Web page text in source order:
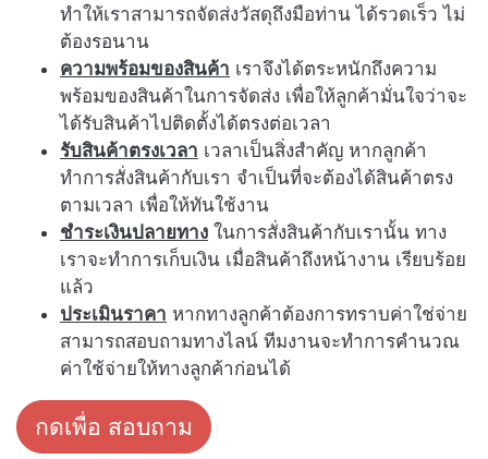
ทำให้เราสามารถจัดส่งวัสดุถึงมือท่าน ได้รวดเร็ว ไม่
ต้องรอนาน
ความพร้อมของสินค้า เราจึงได้ตระหนักถึงความ
พร้อมของสินค้าในการจัดส่ง เพื่อให้ลูกค้ามั่นใจว่าจะ
ได้รับสินค้าไปติดตั้งได้ตรงต่อเวลา
รับสินค้าตรงเวลา เวลาเป็นสิ่งสำคัญ หากลูกค้า
ทำการสั่งสินค้ากับเรา จำเป็นที่จะต้องได้สินค้าตรง
ตามเวลา เพื่อให้ทันใช้งาน
ชำระเงินปลายทาง ในการสั่งสินค้ากับเรานั้น ทาง
เราจะทำการเก็บเงิน เมื่อสินค้าถึงหน้างาน เรียบร้อย
แล้ว
ประเมินราคา หากทางลูกค้าต้องการทราบค่าใช่จ่าย
สามารถสอบถามทางไลน์ ทีมงานจะทำการคำนวณ
ค่าใช้จ่ายให้ทางลูกค้าก่อนได้
กดเพื่อ สอบถาม